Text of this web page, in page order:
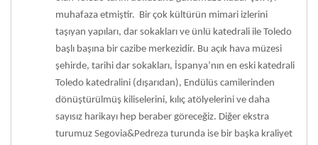
muhafaza etmiştir. Bir çok kültürün mimari izlerini
taşıyan yapıları, dar sokakları ve ünlü katedrali ile Toledo
başlı başına bir cazibe merkezidir. Bu açık hava müzesi
şehirde, tarihi dar sokakları, İspanya’nın en eski katedrali
Toledo katedralini (dışarıdan), Endülüs camilerinden
dönüştürülmüş kiliselerini, kılıç atölyelerini ve daha
sayısız harikayı hep beraber göreceğiz. Diğer ekstra
turumuz Segovia&Pedreza turunda ise bir başka kraliyet